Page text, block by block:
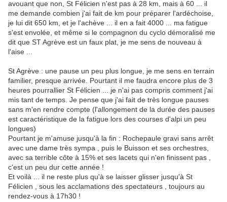
avouant que non, St Félicien n'est pas à 28 km, mais à 60 ... il
me demande combien j'ai fait de km pour préparer l'ardéchoise,
je lui dit 650 km, et je l'achève ... il en a fait 4000 ... ma fatigue
s'est envolée, et même si le compagnon du cyclo démoralisé me
dit que ST Agrève est un faux plat, je me sens de nouveau à
l'aise ...
St Agrève : une pause un peu plus longue, je me sens en terrain
familier, presque arrivée. Pourtant il me faudra encore plus de 3
heures pourrallier St Félicien ... je n'ai pas compris comment j'ai
mis tant de temps. Je pense que j'ai fait de très longue pauses
sans m'en rendre compte (l'allongement de la durée des pauses
est caractéristique de la fatigue lors des courses d'alpi un peu
longues)
Pourtant je m'amuse jusqu'à la fin : Rochepaule gravi sans arrêt
avec une dame très sympa , puis le Buisson et ses orchestres,
avec sa terrible côte à 15% et ses lacets qui n'en finissent pas ,
c'est un peu dur cette année !
Et voilà ... il ne reste plus qu'à se laisser glisser jusqu'à St
Félicien , sous les acclamations des spectateurs , toujours au
rendez-vous à 17h30 !